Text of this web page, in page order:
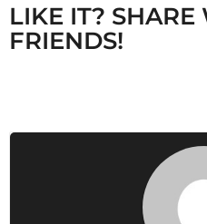
i
n
o
LIKE IT? SHARE
FRIENDS!